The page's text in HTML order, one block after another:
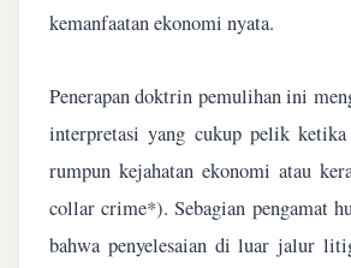
kemanfaatan ekonomi nyata.
Penerapan doktrin pemulihan ini
interpretasi yang cukup pelik ketika
rumpun kejahatan ekonomi atau
collar crime*). Sebagian pengamat
bahwa penyelesaian di luar jalur